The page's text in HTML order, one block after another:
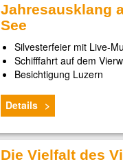
Jahresausklang
See
Silvesterfeier mit Live-
Schifffahrt auf dem
Besichtigung Luzern
Details
Die Vielfalt des